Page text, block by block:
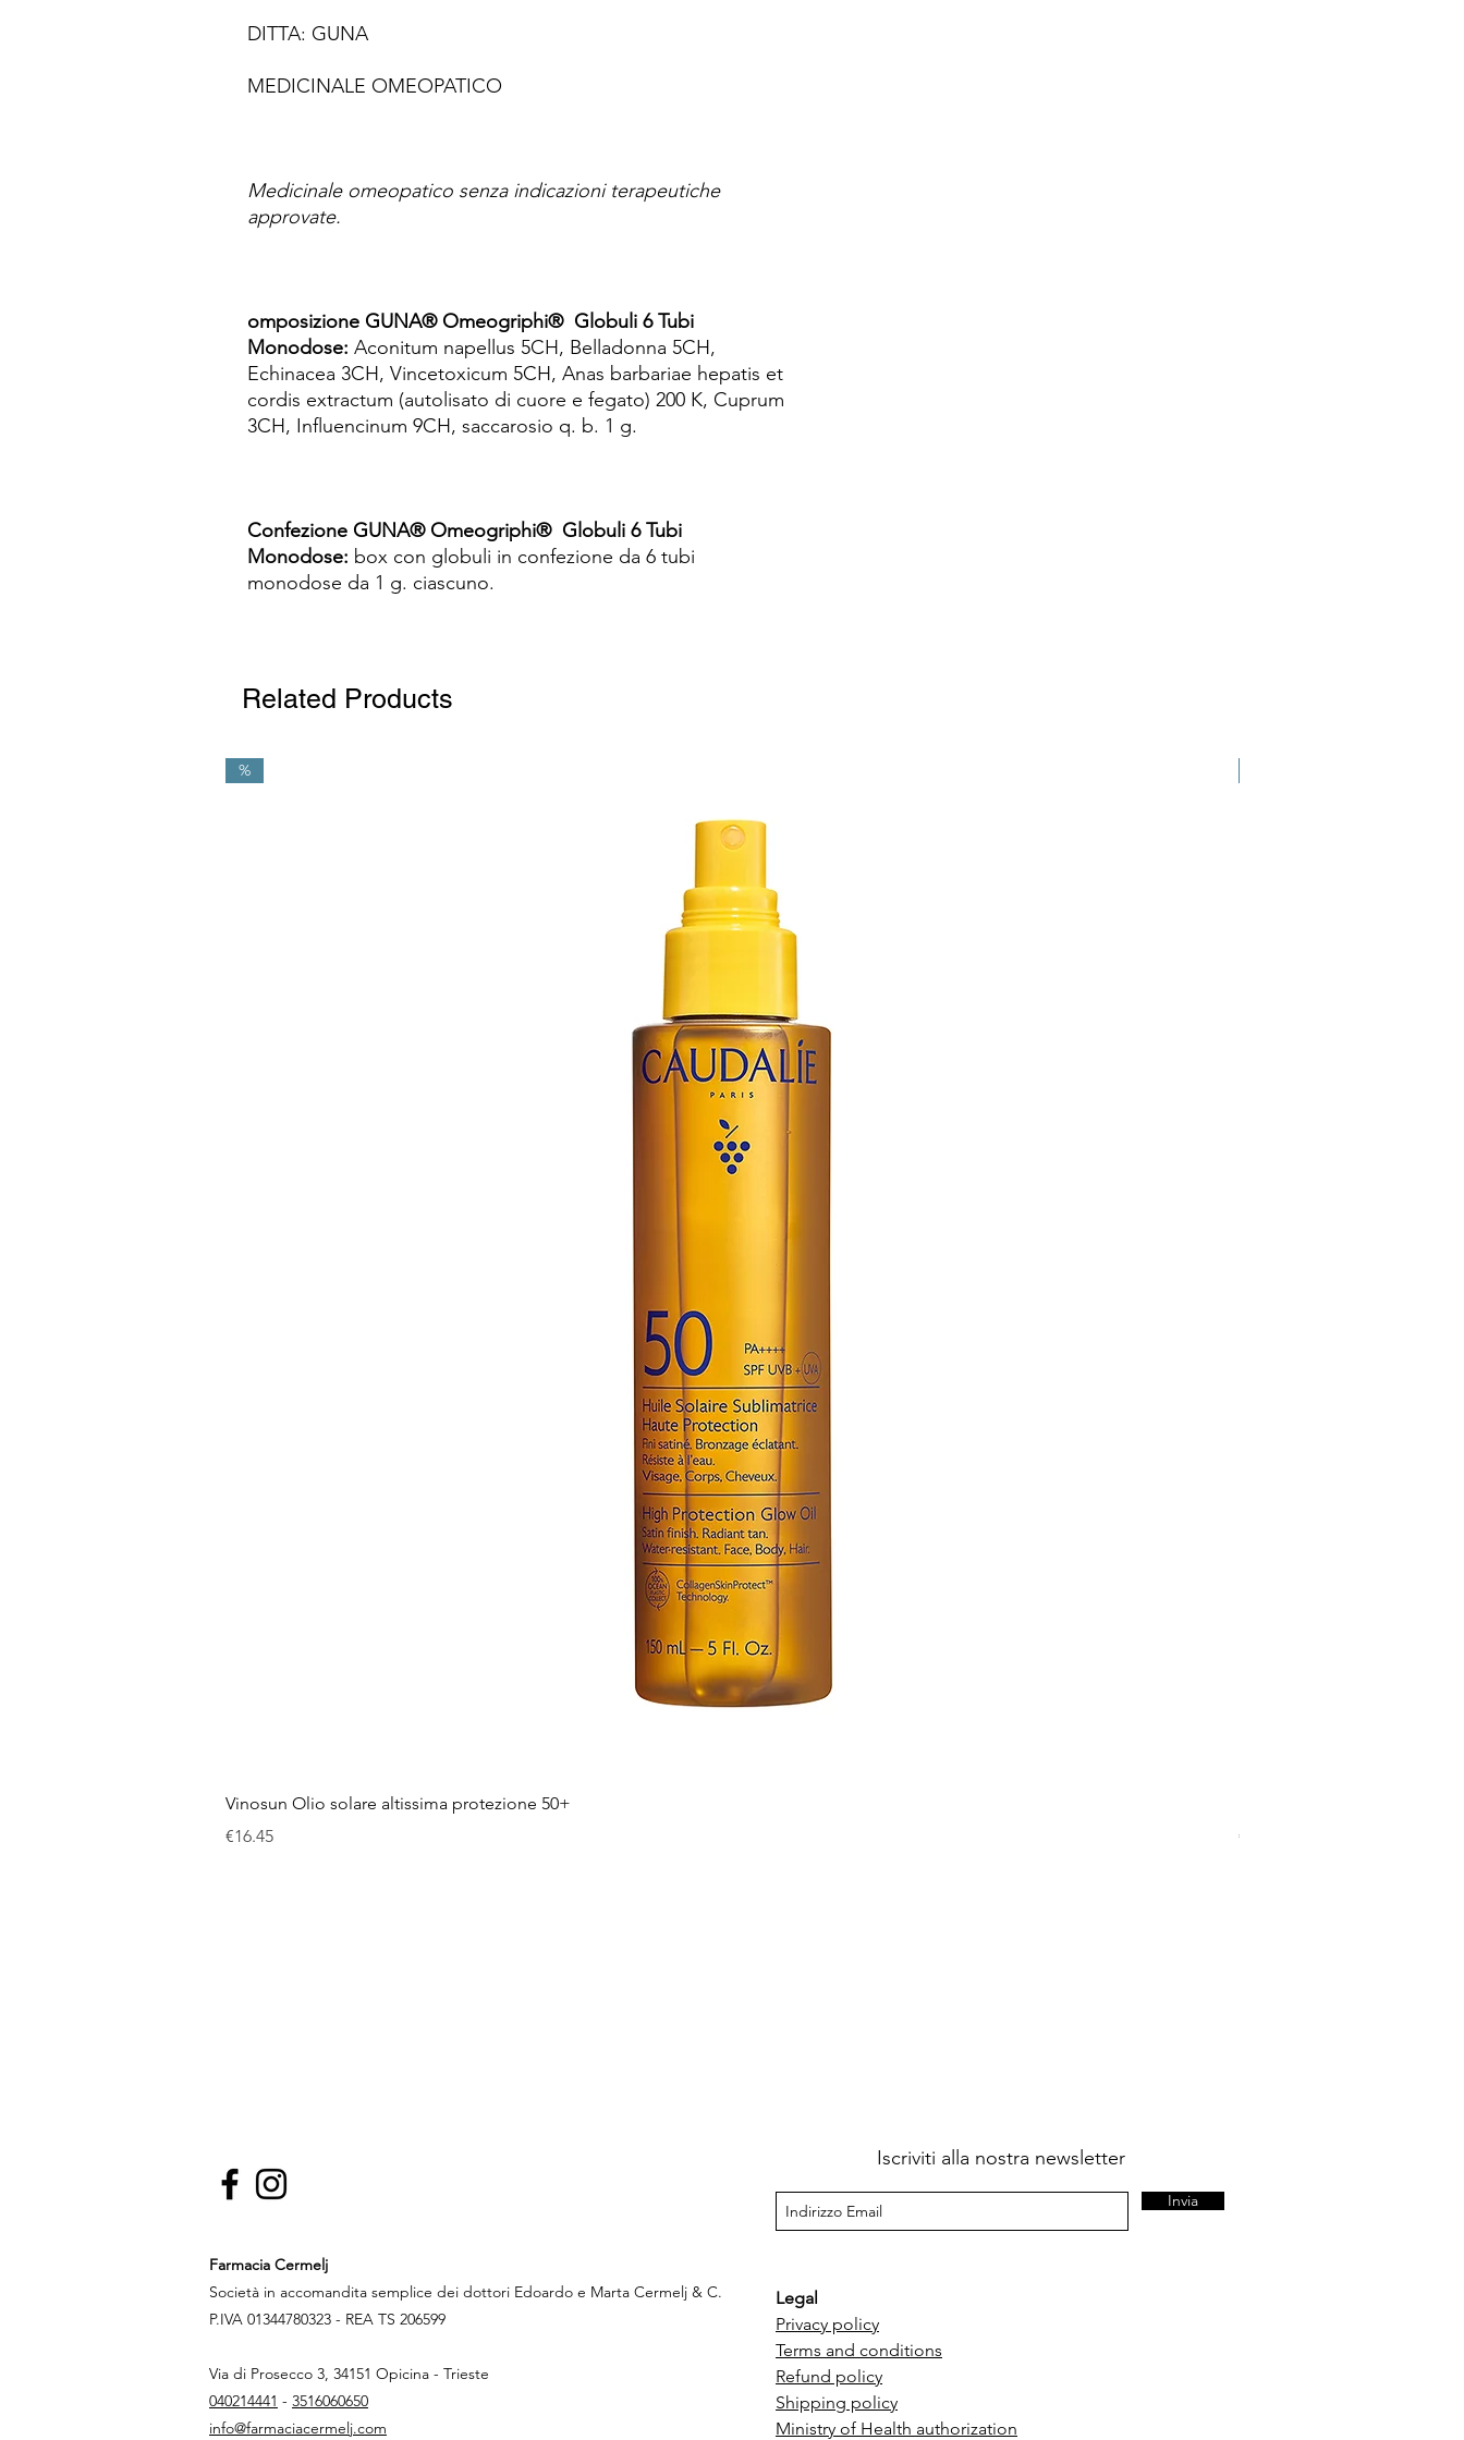
DITTA: GUNA
MEDICINALE OMEOPATICO
Medicinale omeopatico senza indicazioni terapeutiche
approvate.
omposizione GUNA® Omeogriphi® Globuli 6 Tubi
Monodose: Aconitum napellus 5CH, Belladonna 5CH,
Echinacea 3CH, Vincetoxicum 5CH, Anas barbariae hepatis et
cordis extractum (autolisato di cuore e fegato) 200 K, Cuprum
3CH, Influencinum 9CH, saccarosio q. b. 1 g.
Confezione GUNA® Omeogriphi® Globuli 6 Tubi
Monodose: box con globuli in confezione da 6 tubi
monodose da 1 g. ciascuno.
Related Products
%
Vinosun Olio solare altissima protezione 50+
Price
€16.45
Price
€22.90
Farmacia Cermelj
Società in accomandita semplice dei dottori Edoardo e Marta Cermelj & C.
P.IVA 01344780323 - REA TS 206599
Via di Prosecco 3, 34151 Opicina - Trieste
040214441 - 3516060650
info@farmaciacermelj.com
Iscriviti alla nostra newsletter
Invia
Legal
Privacy policy
Terms and conditions
Refund policy
Shipping policy
Ministry of Health authorization